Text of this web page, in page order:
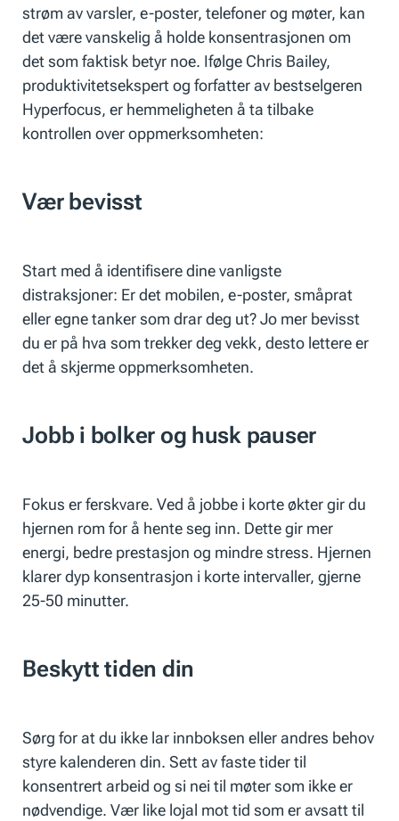
strøm av varsler, e-poster, telefoner og møter, kan
det være vanskelig å holde konsentrasjonen om
det som faktisk betyr noe. Ifølge Chris Bailey,
produktivitetsekspert og forfatter av bestselgeren
Hyperfocus, er hemmeligheten å ta tilbake
kontrollen over oppmerksomheten:
Vær bevisst
Start med å identifisere dine vanligste
distraksjoner: Er det mobilen, e-poster, småprat
eller egne tanker som drar deg ut? Jo mer bevisst
du er på hva som trekker deg vekk, desto lettere er
det å skjerme oppmerksomheten.
Jobb i bolker og husk pauser
Fokus er ferskvare. Ved å jobbe i korte økter gir du
hjernen rom for å hente seg inn. Dette gir mer
energi, bedre prestasjon og mindre stress. Hjernen
klarer dyp konsentrasjon i korte intervaller, gjerne
25-50 minutter.
Beskytt tiden din
Sørg for at du ikke lar innboksen eller andres behov
styre kalenderen din. Sett av faste tider til
konsentrert arbeid og si nei til møter som ikke er
nødvendige. Vær like lojal mot tid som er avsatt til